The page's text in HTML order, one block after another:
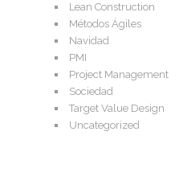
Lean Construction
Métodos Ágiles
Navidad
PMI
Project Management
Sociedad
Target Value Design
Uncategorized